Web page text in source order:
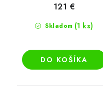
Skladom (1 ks)
121 €
DO KOŠÍKA